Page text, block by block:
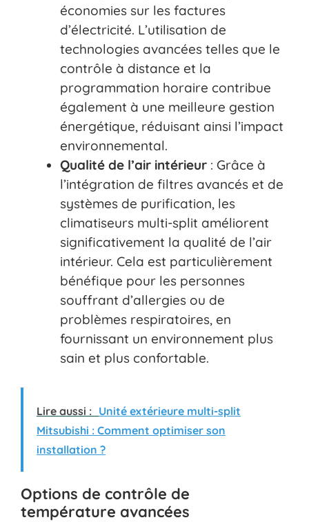
économies sur les factures
d’électricité. L’utilisation de
technologies avancées telles que le
contrôle à distance et la
programmation horaire contribue
également à une meilleure gestion
énergétique, réduisant ainsi l’impact
environnemental.
Qualité de l’air intérieur : Grâce à
l’intégration de filtres avancés et de
systèmes de purification, les
climatiseurs multi-split améliorent
significativement la qualité de l’air
intérieur. Cela est particulièrement
bénéfique pour les personnes
souffrant d’allergies ou de
problèmes respiratoires, en
fournissant un environnement plus
sain et plus confortable.
Lire aussi : Unité extérieure multi-split
Mitsubishi : Comment optimiser son
installation ?
Options de contrôle de
température avancées